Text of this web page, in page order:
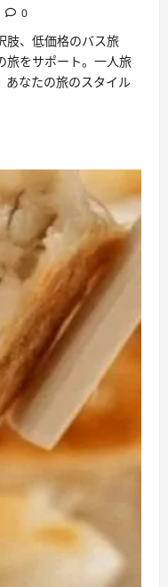
0
肢、低価格のバス旅
旅をサポート。一人旅
あなたの旅のスタイル